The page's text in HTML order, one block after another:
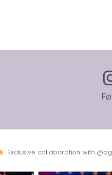
Exclusive collaboration with